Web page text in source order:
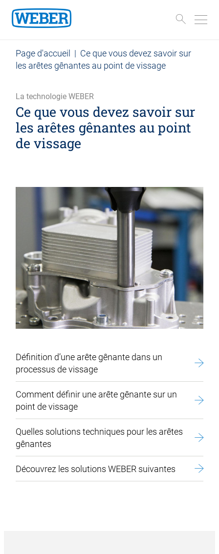
Page d'accueil | Ce que vous devez savoir sur
les arêtes gênantes au point de vissage
La technologie WEBER
Ce que vous devez savoir sur
les arêtes gênantes au point
de vissage
Définition d’une arête gênante dans un
processus de vissage
Comment définir une arête gênante sur un
point de vissage
Quelles solutions techniques pour les arêtes
gênantes
Découvrez les solutions WEBER suivantes